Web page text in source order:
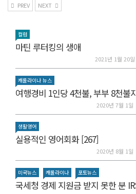
PREV NEXT
컬럼
마틴 루터킹의 생애
2021년 1월 20일
캐롤라이나 뉴스
여행경비 1인당 4천불, 부부 8천불
2020년 7월 1일
생활영어
실용적인 영어회화 [267]
2020년 8월 1일
미국뉴스 캐롤라이나 포토뉴스
국세청 경제 지원금 받지 못한 분